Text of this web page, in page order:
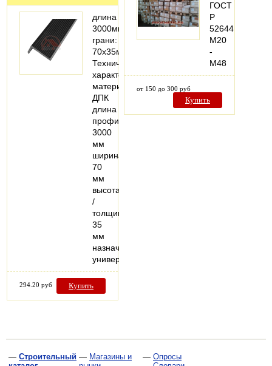
длина
3000мм;
грани:
70x35мм
Технические
характеристики
материал:
ДПК
длина
профиля:
3000
мм
ширина:
70
мм
высота
/
толщина:
35
мм
назначение:
универсально…
294.20 руб Купить
ГОСТ
Р
52644
М20
-
М48
от 150 до 300 руб
Купить
— Строительный — Магазины и
— Опросы